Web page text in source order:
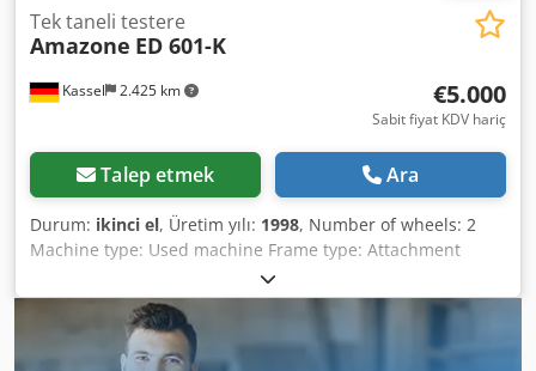
Kassel 2.425 km
Tek taneli testere
Amazone ED 601-K
€5.000
Sabit fiyat KDV hariç
Talep etmek Ara
Durum: ikinci el, Üretim yılı: 1998, Number of wheels: 2
Machine type: Used machine Frame type: Attachment
Fertilizer unit / Fertilizer auger / Crsdpfx Aper Ncfqovof